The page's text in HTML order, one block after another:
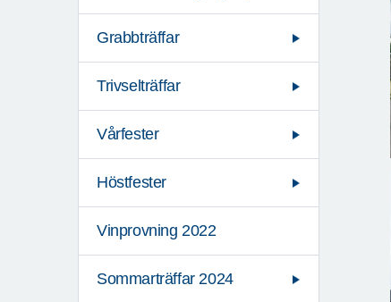
Grabbträffar
Trivselträffar
Vårfester
Höstfester
Vinprovning 2022
Sommarträffar 2024